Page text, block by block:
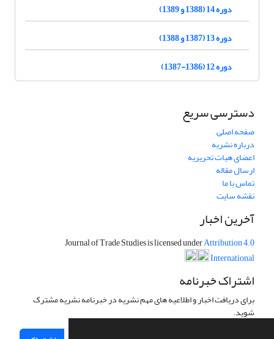
دوره 14 (1388 و 1389)
دوره 13 (1387 و 1388)
دوره 12 (1386-1387)
دسترسی سریع
صفحه اصلی
درباره نشریه
اعضای هیات تحریریه
ارسال مقاله
تماس با ما
نقشه سایت
آخرین اخبار
Journal of Trade Studies is licensed underAttribution 4.0
International
اشتراک خبرنامه
برای دریافت اخبار و اطلاعیه های مهم نشریه در خبرنامه نشریه مشترک
شوید.